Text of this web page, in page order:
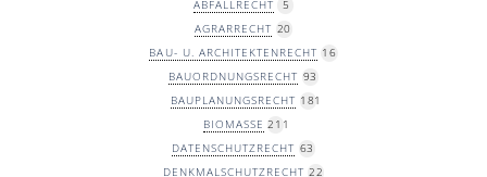
ABFALLRECHT
5
AGRARRECHT 20
BAU- U. ARCHITEKTENRECHT 16
BAUORDNUNGSRECHT 93
BAUPLANUNGSRECHT 181
BIOMASSE 211
DATENSCHUTZRECHT 63
DENKMALSCHUTZRECHT 22